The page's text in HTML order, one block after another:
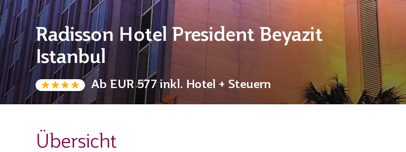
Radisson Hotel President Beyazit
Istanbul
Ab EUR 577 inkl. Hotel + Steuern
Übersicht